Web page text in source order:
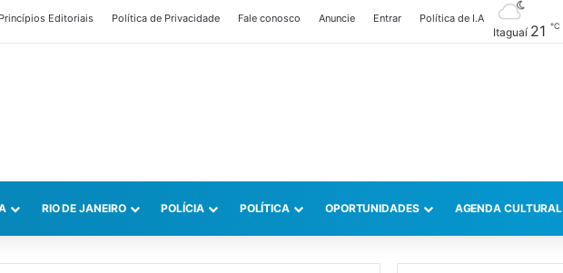
Princípios Editoriais Política de Privacidade Fale conosco Anuncie Entrar Política de I.A
Itaguaí 21 ℃
RIO DE JANEIRO POLÍCIA POLÍTICA OPORTUNIDADES AGENDA CULTURAL